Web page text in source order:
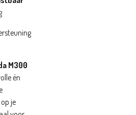
M300
én
je